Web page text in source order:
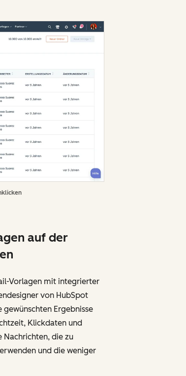
auf der
Vorlagen mit integrierter
von HubSpot
gewünschten Ergebnisse
Klickdaten und
Nachrichten, die zu
und die weniger